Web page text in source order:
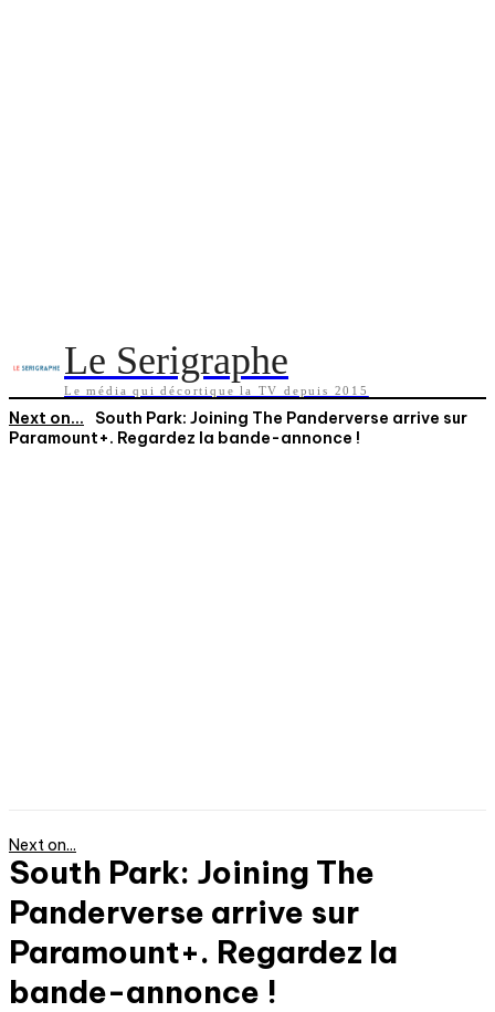
Le Serigraphe
Le média qui décortique la TV depuis 2015
Next on...
South Park: Joining The Panderverse arrive sur
Paramount+. Regardez la bande-annonce !
Next on...
South Park: Joining The
Panderverse arrive sur
Paramount+. Regardez la
bande-annonce !